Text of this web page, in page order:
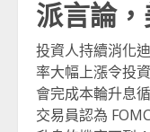
派言論
投資人持續消化
率大幅上漲令投
會完成本輪升息
交易員認為